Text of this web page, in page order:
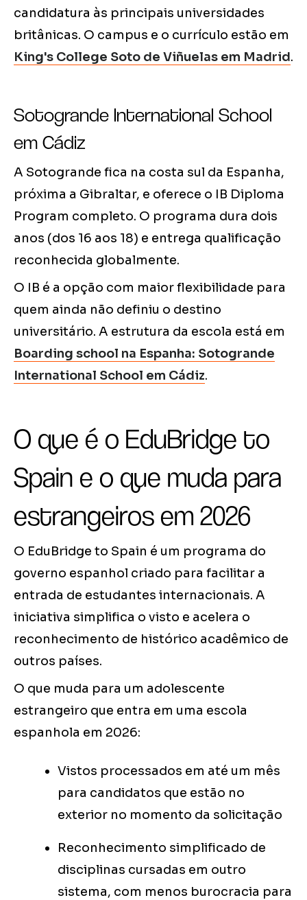
candidatura às principais universidades
britânicas. O campus e o currículo estão em
King's College Soto de Viñuelas em Madrid.
Sotogrande International School
em Cádiz
A Sotogrande fica na costa sul da Espanha,
próxima a Gibraltar, e oferece o IB Diploma
Program completo. O programa dura dois
anos (dos 16 aos 18) e entrega qualificação
reconhecida globalmente.
O IB é a opção com maior flexibilidade para
quem ainda não definiu o destino
universitário. A estrutura da escola está em
Boarding school na Espanha: Sotogrande
International School em Cádiz.
O que é o EduBridge to
Spain e o que muda para
estrangeiros em 2026
O EduBridge to Spain é um programa do
governo espanhol criado para facilitar a
entrada de estudantes internacionais. A
iniciativa simplifica o visto e acelera o
reconhecimento de histórico acadêmico de
outros países.
O que muda para um adolescente
estrangeiro que entra em uma escola
espanhola em 2026:
Vistos processados em até um mês
para candidatos que estão no
exterior no momento da solicitação
Reconhecimento simplificado de
disciplinas cursadas em outro
sistema, com menos burocracia para